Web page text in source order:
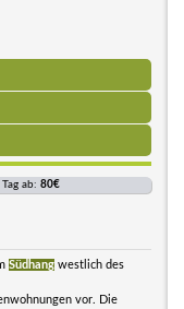
ab: 80€
Südhang westlich des
vor. Die